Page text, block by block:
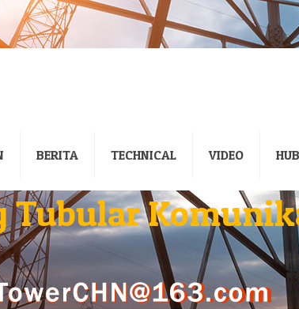
BERITA TECHNICAL VIDEO
Tubular